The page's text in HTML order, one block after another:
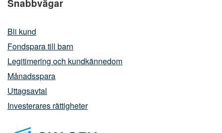
Snabbvägar
Bli kund
Fondspara till barn
Legitimering och kundkännedom
Månadsspara
Uttagsavtal
Investerares rättigheter